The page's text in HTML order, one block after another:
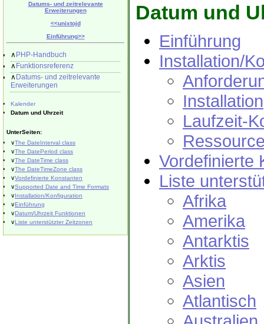
Datums- und zeitrelevante
Erweiterungen
<<unixtojd
Einführung>>
∧ PHP-Handbuch
∧ Funktionsreferenz
∧ Datums- und zeitrelevante
Erweiterungen
Kalender
Datum und Uhrzeit
UnterSeiten:
∨The DateInterval class
∨The DatePeriod class
∨The DateTime class
∨The DateTimeZone class
∨Vordefinierte Konstanten
∨Supported Date and Time Formats
∨Installation/Konfiguration
∨Einführung
∨Datum/Uhrzeit Funktionen
∨Liste unterstützter Zeitzonen
Datum und
Einführung
Installation/
Installation
Laufzeit-
Vordefinierte
Liste
Afrika
Amerika
Antarktis
Arktis
Asien
Atlantisch